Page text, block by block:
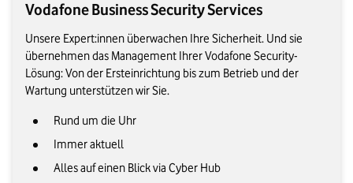
Vodafone Business Security Services
Unsere Expert:innen überwachen Ihre Sicherheit. Und sie
übernehmen das Management Ihrer Vodafone Security-
Lösung: Von der Ersteinrichtung bis zum Betrieb und der
Wartung unterstützen wir Sie.
Rund um die Uhr
Immer aktuell
Alles auf einen Blick via Cyber Hub